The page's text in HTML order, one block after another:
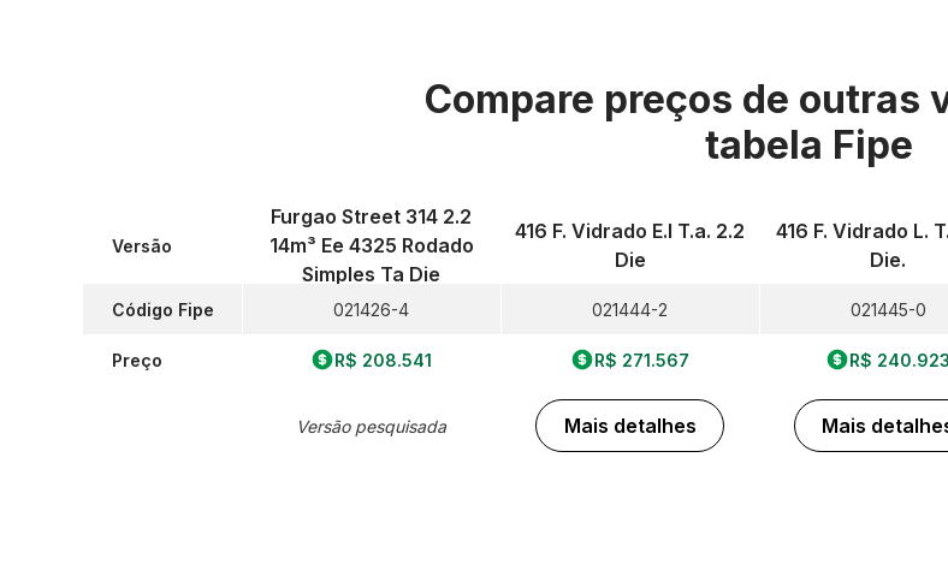
Compare preços de outras
tabela Fipe
Versão
Código Fipe
Preço
Furgao Street 314 2.2
14m³ Ee 4325 Rodado
Simples Ta Die
021426-4
R$ 208.541
Versão pesquisada
416 F. Vidrado E.l T.a. 2.2
Die
021444-2
R$ 271.567
Mais detalhes
416 F. Vidrado L.
Die.
021445-0
R$ 240.923
Mais